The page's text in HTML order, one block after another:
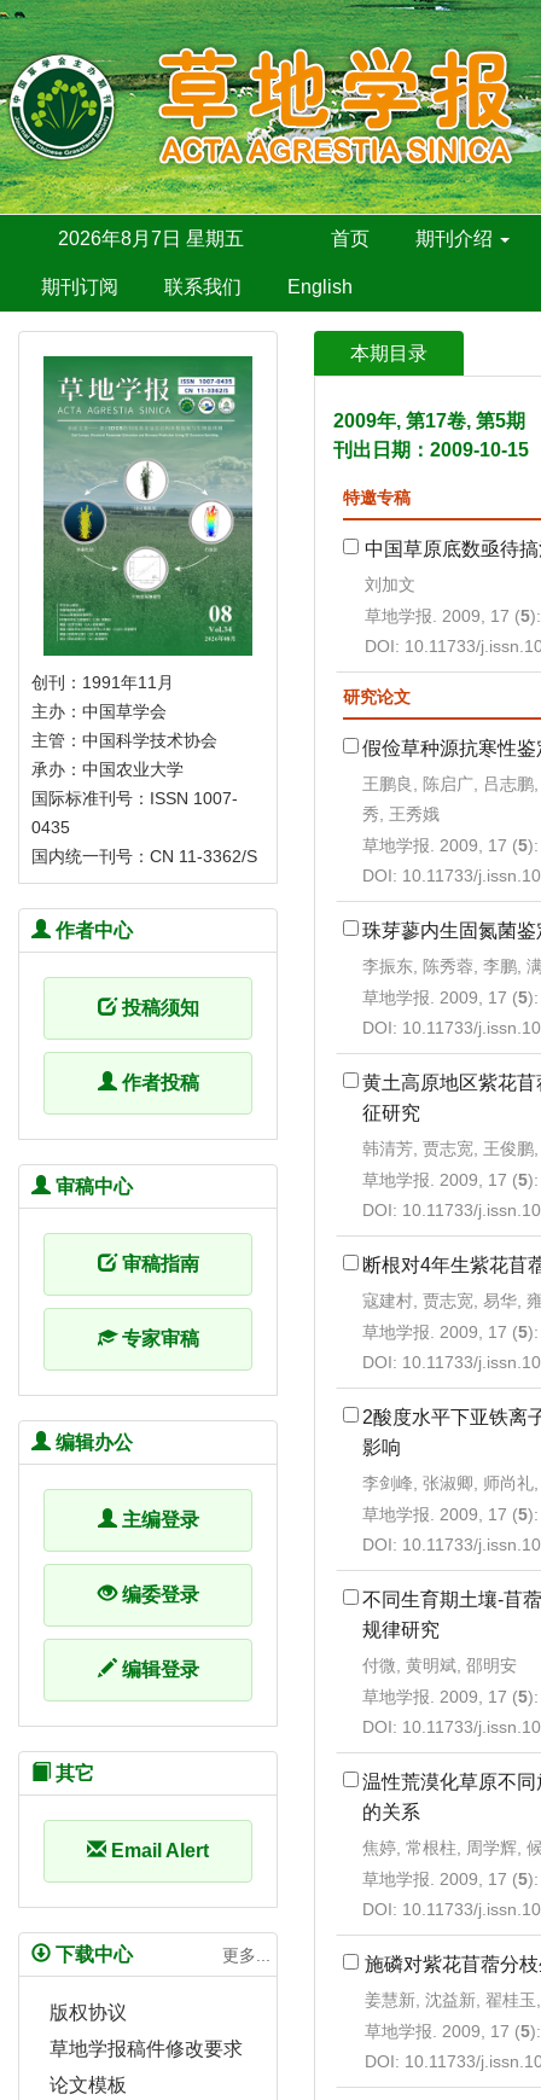
2026年8月7日 星期五 首页 期刊介绍
期刊订阅 联系我们 English
本期目录
2009年, 第17卷, 第5
刊出日期：2009-10-15
特邀专稿
中国草原底数亟待
刘加文
草地学报. 2009, 17 (5
DOI: 10.11733/
研究论文
假俭草种源抗寒性
王鹏良, 陈启广, 吕志
秀, 王秀娥
草地学报. 2009, 17 (5
DOI: 10.11733/
珠芽蓼内生固氮菌
李振东, 陈秀蓉, 李鹏,
草地学报. 2009, 17 (5
DOI: 10.11733/
黄土高原地区紫花
征研究
韩清芳, 贾志宽, 王俊鹏
草地学报. 2009, 17 (5
DOI: 10.11733/
断根对4年生紫花苜
寇建村, 贾志宽, 易华,
草地学报. 2009, 17 (5
DOI: 10.11733/
2酸度水平下亚铁离
影响
李剑峰, 张淑卿, 师尚礼
草地学报. 2009, 17 (5
DOI: 10.11733/
不同生育期土壤-苜
规律研究
付微, 黄明斌, 邵明安
草地学报. 2009, 17 (5
DOI: 10.11733/
温性荒漠化草原不
的关系
焦婷, 常根柱, 周学辉,
草地学报. 2009, 17 (5
DOI: 10.11733/
施磷对紫花苜蓿分
姜慧新, 沈益新, 翟桂玉
草地学报. 2009, 17 (5
DOI: 10.11733/
创刊：1991年11月
主办：中国草学会
主管：中国科学技术协会
承办：中国农业大学
国际标准刊号：ISSN 1007-
0435
国内统一刊号：CN 11-3362/S
作者中心
投稿须知
作者投稿
审稿中心
审稿指南
专家审稿
编辑办公
主编登录
编委登录
编辑登录
其它
Email Alert
下载中心 更多...
版权协议
草地学报稿件修改要求
论文模板